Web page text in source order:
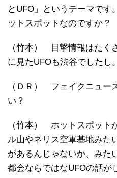
とUFO」というテーマです
ットスポットなのですか？
（竹本） 目撃情報はたく
に見たUFOも渋谷でしたし。
（ＤＲ） フェイクニュー
い？
（竹本） ホットスポット
ル山やネリス空軍基地みた
があるんじゃないか、みた
都会ならではなUFOの話が